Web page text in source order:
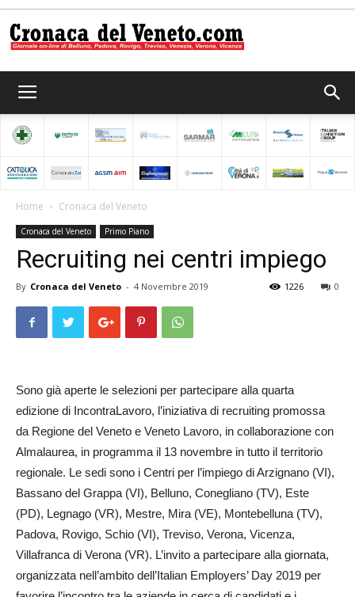
del
Home Cronaca del Veneto
Cronaca del Veneto Primo Piano
Recruiting nei centri impiego
By Cronaca del Veneto - 4 Novembre 2019 0
1226
Sono già aperte le selezioni per partecipare alla quarta
edizione di IncontraLavoro, l’iniziativa di recruiting promossa
da Regione del Veneto e Veneto Lavoro, in collaborazione con
Almalaurea, in programma il 13 novembre in tutto il territorio
regionale. Le sedi sono i Centri per l’impiego di Arzignano (VI),
Bassano del Grappa (VI), Belluno, Conegliano (TV), Este
(PD), Legnago (VR), Mestre, Mira (VE), Montebelluna (TV),
Padova, Rovigo, Schio (VI), Treviso, Verona, Vicenza,
Villafranca di Verona (VR). L’invito a partecipare alla giornata,
organizzata nell’ambito dell’Italian Employers’ Day 2019 per